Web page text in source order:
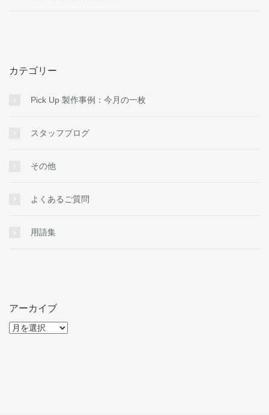
カテゴリー
Pick Up 製作事例：今月の一枚
スタッフブログ
その他
よくあるご質問
用語集
アーカイブ
ア